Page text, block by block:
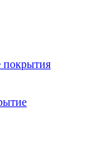
покрытия